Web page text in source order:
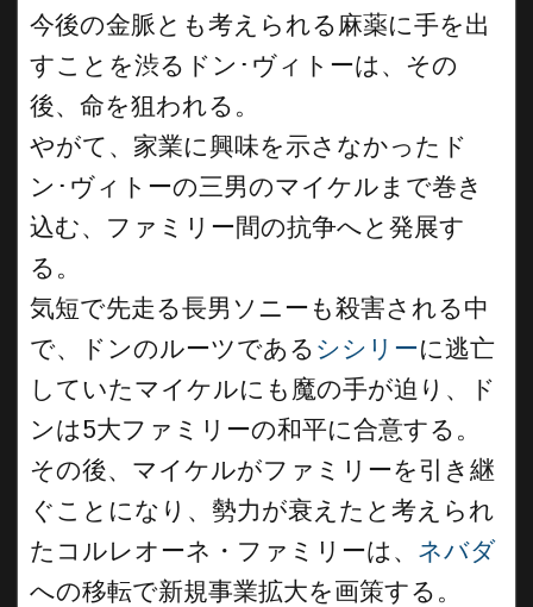
今後の金脈とも考えられる麻薬に手を出
すことを渋るドン･ヴィトーは、その
後、命を狙われる。
やがて、家業に興味を示さなかったド
ン･ヴィトーの三男のマイケルまで巻き
込む、ファミリー間の抗争へと発展す
る。
気短で先走る長男ソニーも殺害される中
で、ドンのルーツである シシリーに逃亡
していたマイケルにも魔の手が迫り、ド
ンは5大ファミリーの和平に合意する。
その後、マイケルがファミリーを引き継
ぐことになり、勢力が衰えたと考えられ
たコルレオーネ・ファミリーは、 ネバダ
への移転で新規事業拡大を画策する。